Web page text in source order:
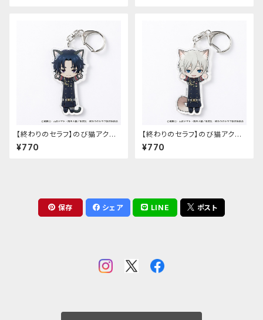
【終わりのセラフ】のび猫アクリ
ルキーホルダー（一瀬グレン）
¥770
【終わりのセラフ】のび猫アクリ
ルキーホルダー（柊深夜）
¥770
保存 シェア LINE ポスト